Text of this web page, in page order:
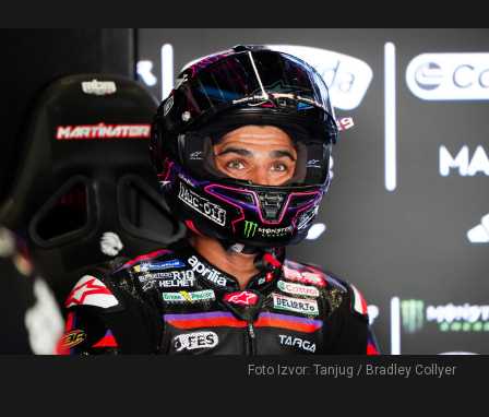
Foto Izvor: Tanjug / Bradley Collyer